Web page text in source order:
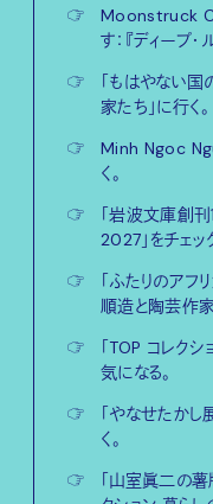
☞
Moonstruck
す：『ディープ・
☞
「もはやない
家たち」に行く。
☞
Minh Ngoc
く。
☞
「岩波文庫創
2027」をチェッ
☞
「ふたりのア
順造と陶芸作家
☞
「TOP コレク
気になる。
☞
「やなせたか
く。
☞
「山室眞二の